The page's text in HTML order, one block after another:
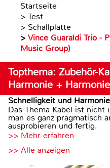
Startseite
> Test
> Schallplatte
> Vince Guaraldi Trio -
Music Group)
Topthema: Zubehör-
Harmonie +
Schnelligkeit und Harmonie
Das Thema Kabel ist
man es ganz pragmatisch
ausprobieren und fertig.
>> Mehr erfahren
>> Alle anzeigen